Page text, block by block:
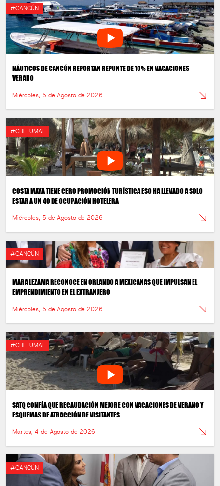
#CANCÚN
NÁUTICOS DE CANCÚN REPORTAN REPUNTE DE 10% EN VACACIONES
VERANO
Miércoles, 5 de Agosto de 2026
#CHETUMAL
COSTA MAYA TIENE CERO PROMOCIÓN TURÍSTICA ESO HA LLEVADO A SOLO
ESTAR A UN 40 DE OCUPACIÓN HOTELERA
Miércoles, 5 de Agosto de 2026
#CANCÚN
MARA LEZAMA RECONOCE EN ORLANDO A MEXICANAS QUE IMPULSAN EL
EMPRENDIMIENTO EN EL EXTRANJERO
Miércoles, 5 de Agosto de 2026
#CHETUMAL
SATQ CONFÍA QUE RECAUDACIÓN MEJORE CON VACACIONES DE VERANO Y
ESQUEMAS DE ATRACCIÓN DE VISITANTES
Martes, 4 de Agosto de 2026
#CANCÚN